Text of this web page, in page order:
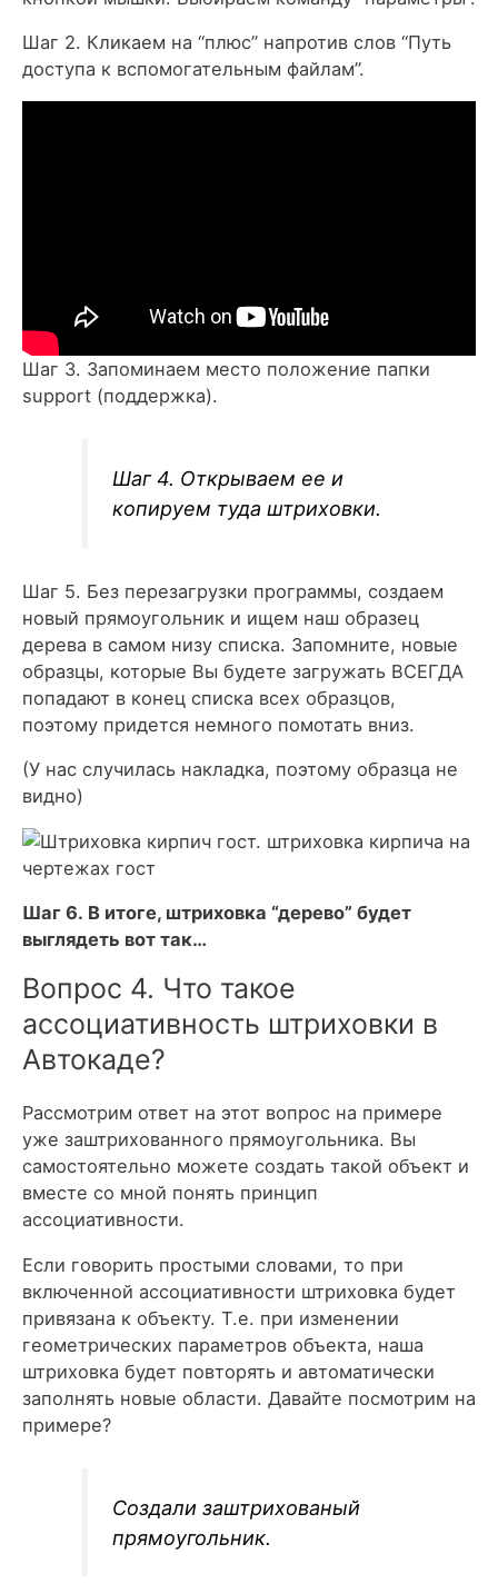
Шаг 2. Кликаем на “плюс” напротив слов “Путь
доступа к вспомогательным файлам”.
Шаг 3. Запоминаем место положение папки
support (поддержка).
Шаг 4. Открываем ее и
копируем туда штриховки.
Шаг 5. Без перезагрузки программы, создаем
новый прямоугольник и ищем наш образец
дерева в самом низу списка. Запомните, новые
образцы, которые Вы будете загружать ВСЕГДА
попадают в конец списка всех образцов,
поэтому придется немного помотать вниз.
(У нас случилась накладка, поэтому образца не
видно)
Шаг 6. В итоге, штриховка “дерево” будет
выглядеть вот так…
Вопрос 4. Что такое
ассоциативность штриховки в
Автокаде?
Рассмотрим ответ на этот вопрос на примере
уже заштрихованного прямоугольника. Вы
самостоятельно можете создать такой объект и
вместе со мной понять принцип
ассоциативности.
Если говорить простыми словами, то при
включенной ассоциативности штриховка будет
привязана к объекту. Т.е. при изменении
геометрических параметров объекта, наша
штриховка будет повторять и автоматически
заполнять новые области. Давайте посмотрим на
примере?
Создали заштрихованый
прямоугольник.